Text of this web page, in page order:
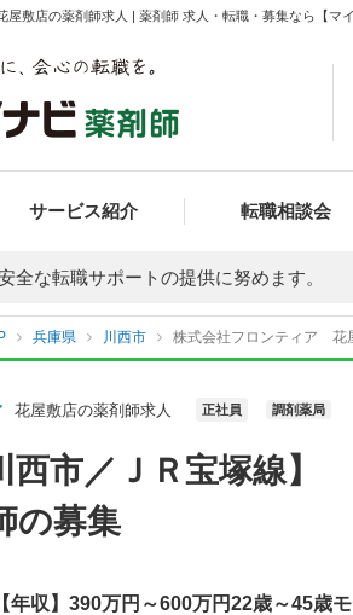
敷店の薬剤師求人 | 薬剤師 求人・転職・募集なら【マイ
サービス紹介 転職相談会
全な転職サポートの提供に努めます。
兵庫県 川西市 株式会社フロンティア 花
花屋敷店の薬剤師求人 正社員 調剤薬局
西市／ＪＲ宝塚線
の募集
【年収】390万円～600万円22歳～45歳